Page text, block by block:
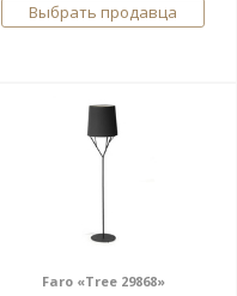
Выбрать продавца
Faro «Tree 29868»